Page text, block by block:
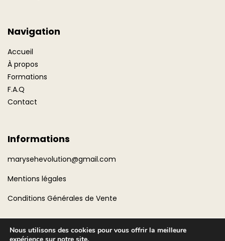
Navigation
Accueil
À propos
Formations
F.A.Q
Contact
Informations
marysehevolution@gmail.com
Mentions légales
Conditions Générales de Vente
Nous utilisons des cookies pour vous offrir la meilleure